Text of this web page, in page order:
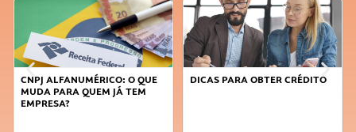
DICAS PARA OBTER CRÉDITO
FAÇA A DIFERENÇA: SEJA